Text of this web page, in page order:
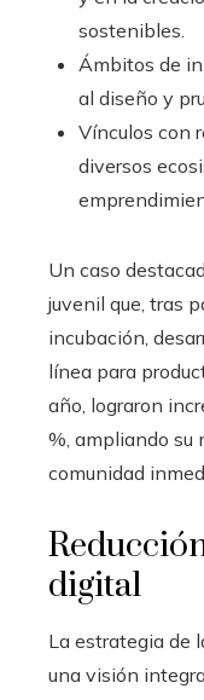
sostenibles.
Ámbitos de
al diseño y
Vínculos con
diversos
Un caso
juvenil que, tras
incubación,
línea para
año, lograron
%, ampliando su
comunidad
digital
La estrategia de
una visión